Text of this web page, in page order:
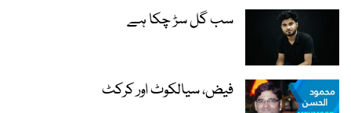
سب گل سڑ چکا ہے
فیض، سیالکوٹ اور کرکٹ